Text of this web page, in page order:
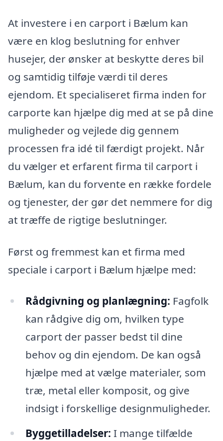
At investere i en carport i Bælum kan
være en klog beslutning for enhver
husejer, der ønsker at beskytte deres bil
og samtidig tilføje værdi til deres
ejendom. Et specialiseret firma inden for
carporte kan hjælpe dig med at se på dine
muligheder og vejlede dig gennem
processen fra idé til færdigt projekt. Når
du vælger et erfarent firma til carport i
Bælum, kan du forvente en række fordele
og tjenester, der gør det nemmere for dig
at træffe de rigtige beslutninger.
Først og fremmest kan et firma med
speciale i carport i Bælum hjælpe med:
Rådgivning og planlægning: Fagfolk
kan rådgive dig om, hvilken type
carport der passer bedst til dine
behov og din ejendom. De kan også
hjælpe med at vælge materialer, som
træ, metal eller komposit, og give
indsigt i forskellige designmuligheder.
Byggetilladelser: I mange tilfælde